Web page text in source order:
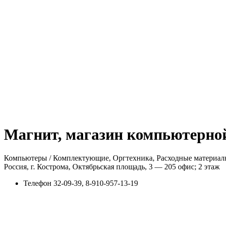
Магнит, магазин
Компьютеры / Комплектующие, Оргтехника, Расходные
Россия, г. Кострома, Октябрьская площадь, 3 — 205 офис; 2 этаж
Телефон 32-09-39, 8-910-957-13-19